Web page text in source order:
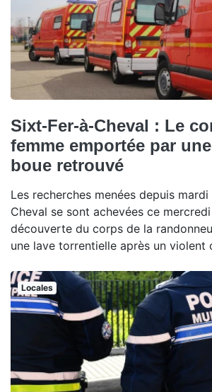
Sixt-Fer-à-Cheval : Le
femme emportée par
boue retrouvé
Les recherches menées depuis
Cheval se sont achevées ce
découverte du corps de la
une lave torrentielle après un violent
Locales